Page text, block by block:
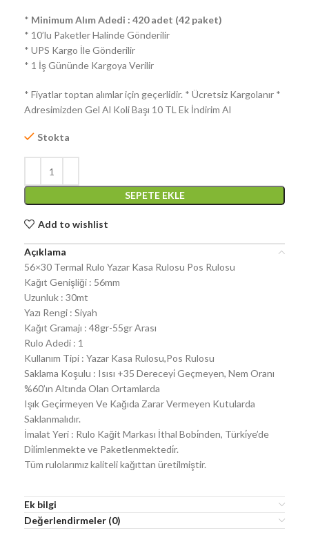
* Minimum Alım Adedi : 420 adet (42 paket)
* 10’lu Paketler Halinde Gönderilir
* UPS Kargo İle Gönderilir
* 1 İş Gününde Kargoya Verilir
* Fiyatlar toptan alımlar için geçerlidir. * Ücretsiz Kargolanır *
Adresimizden Gel Al Koli Başı 10 TL Ek İndirim Al
Stokta
SEPETE EKLE
Add to wishlist
Açıklama
56×30 Termal Rulo Yazar Kasa Rulosu Pos Rulosu
Kağıt Genişliği : 56mm
Uzunluk : 30mt
Yazı Rengi : Siyah
Kağıt Gramajı : 48gr-55gr Arası
Rulo Adedi : 1
Kullanım Tipi : Yazar Kasa Rulosu,Pos Rulosu
Saklama Koşulu : Isısı +35 Dereceyi̇ Geçmeyen, Nem Oranı
%60’ın Altında Olan Ortamlarda
Işık Geçi̇rmeyen Ve Kağıda Zarar Vermeyen Kutularda
Saklanmalıdır.
İmalat Yeri : Rulo Kağit Markası İthal Bobi̇nden, Türki̇ye’de
Di̇li̇mlenmekte ve Paketlenmektedi̇r.
Tüm rulolarımız kaliteli kağıttan üretilmiştir.
Ek bilgi
Değerlendirmeler (0)